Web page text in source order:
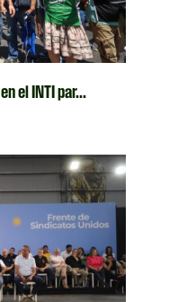
el INTI par...